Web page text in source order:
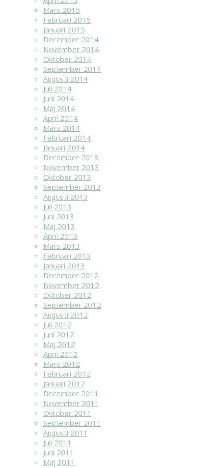
Mars 2015
Februari 2015
Januari 2015
December 2014
November 2014
Oktober 2014
September 2014
Augusti 2014
Juli 2014
Juni 2014
Maj 2014
April 2014
Mars 2014
Februari 2014
Januari 2014
December 2013
November 2013
Oktober 2013
September 2013
Augusti 2013
Juli 2013
Juni 2013
Maj 2013
April 2013
Mars 2013
Februari 2013
Januari 2013
December 2012
November 2012
Oktober 2012
September 2012
Augusti 2012
Juli 2012
Juni 2012
Maj 2012
April 2012
Mars 2012
Februari 2012
Januari 2012
December 2011
November 2011
Oktober 2011
September 2011
Augusti 2011
Juli 2011
Juni 2011
Maj 2011